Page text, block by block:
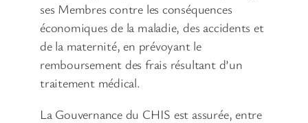
ses Membres contre les conséquences
économiques de la maladie, des accidents et
de la maternité, en prévoyant le
remboursement des frais résultant d’un
traitement médical.
La Gouvernance du CHIS est assurée, entre